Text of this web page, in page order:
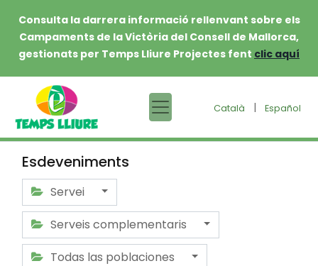
Consulta la darrera informació rellenvant sobre els
Campaments de la Victòria del Consell de Mallorca,
gestionats per Temps Lliure Projectes fent clic aquí
Català | Español
Esdeveniments
Servei
Serveis complementaris
Todas las poblaciones